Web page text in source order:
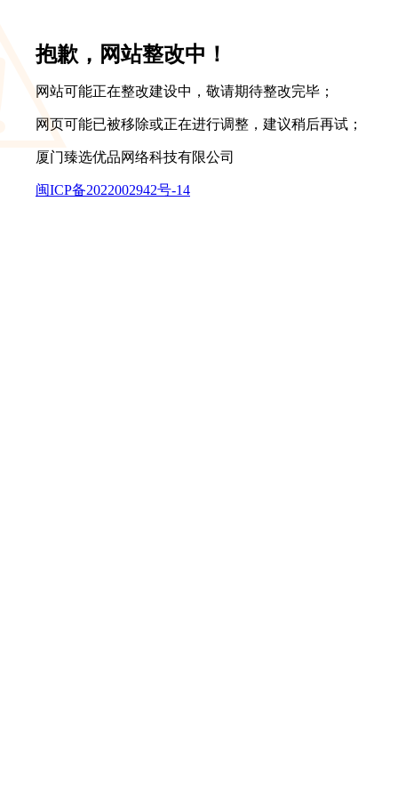
抱歉，网站整改中！
网站可能正在整改建设中，敬请期待整改完毕；
网页可能已被移除或正在进行调整，建议稍后再试；
厦门臻选优品网络科技有限公司
闽ICP备2022002942号-14